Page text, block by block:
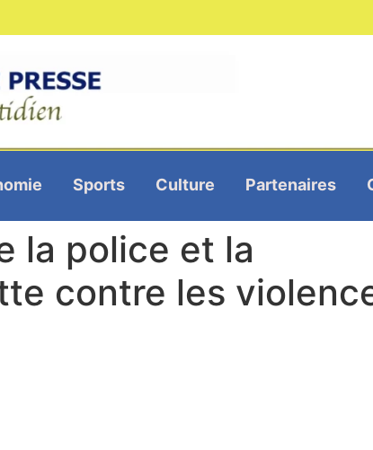
Sports Culture Partenaires
la police et la
contre les